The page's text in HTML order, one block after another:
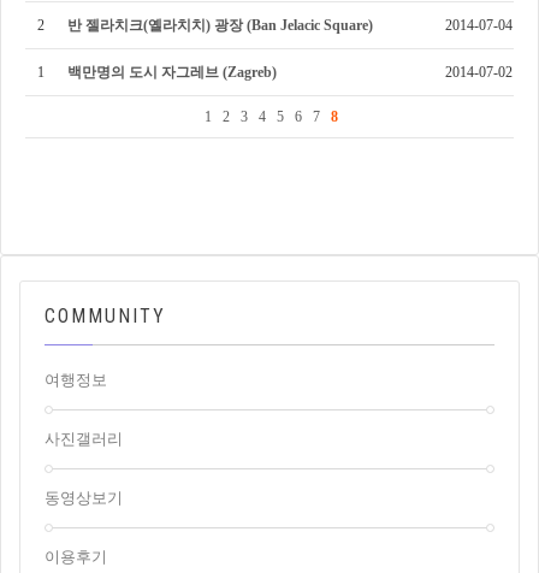
2 반 젤라치크(옐라치치) 광장 (Ban Jelacic Square) 2014-07-04
1 백만명의 도시 자그레브 (Zagreb) 2014-07-02
1 2 3 4 5 6 7 8
COMMUNITY
여행정보
사진갤러리
동영상보기
이용후기